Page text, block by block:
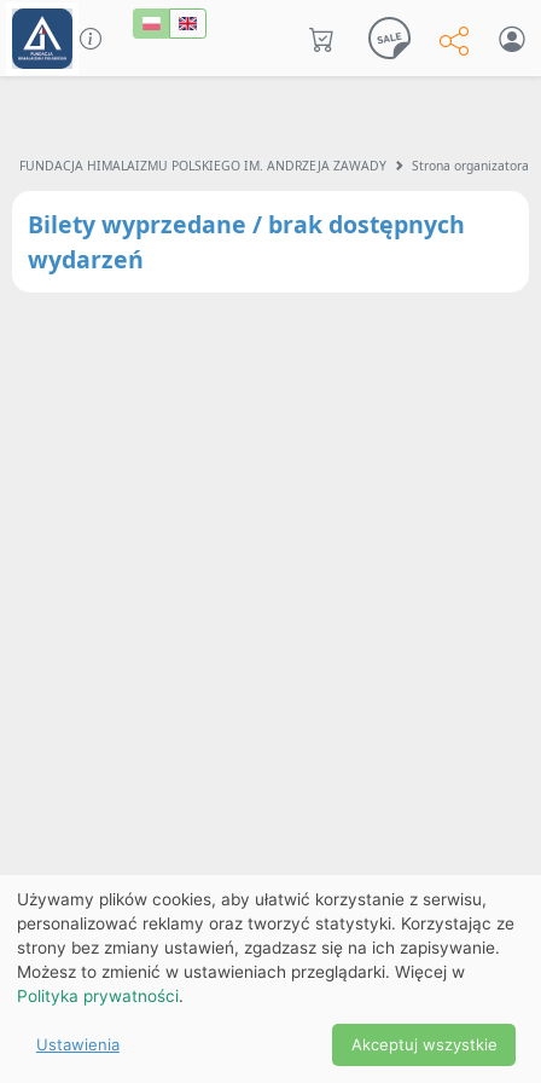
FUNDACJA HIMALAIZMU POLSKIEGO IM. ANDRZEJA ZAWADY Strona organizatora
Bilety wyprzedane / brak dostępnych
wydarzeń
Ekobilet2026 |
Ustawienia
cookies
2026
Używamy plików cookies, aby ułatwić korzystanie z serwisu,
personalizować reklamy oraz tworzyć statystyki. Korzystając ze
strony bez zmiany ustawień, zgadzasz się na ich zapisywanie.
Możesz to zmienić w ustawieniach przeglądarki. Więcej w
Polityka prywatności.
Ustawienia Akceptuj wszystkie